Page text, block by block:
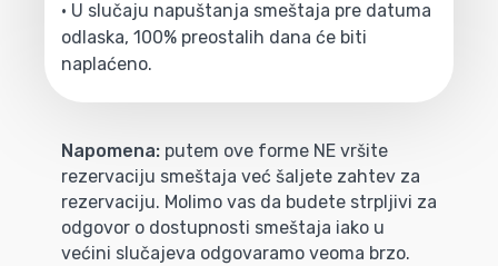
• U slučaju napuštanja smeštaja pre datuma
odlaska, 100% preostalih dana će biti
naplaćeno.
Napomena: putem ove forme NE vršite
rezervaciju smeštaja već šaljete zahtev za
rezervaciju. Molimo vas da budete strpljivi za
odgovor o dostupnosti smeštaja iako u
većini slučajeva odgovaramo veoma brzo.